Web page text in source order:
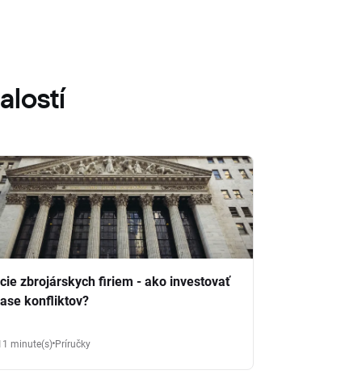
zbrojárskych firiem - ako investovať
konfliktov?
minute(s) Príručky